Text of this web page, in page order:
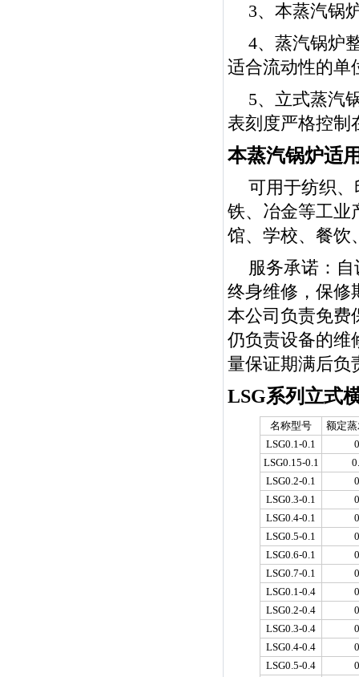
3、本蒸汽锅
4、蒸汽锅炉
适合流动性的单
5、立式蒸汽
表刻度严格控制
本蒸汽锅炉适
可用于纺织
铁、冶金等工业
馆、学校、餐饮
服务承诺：
终身维修，保修
本公司负责免费
仍负责设备的维
量保证期满后负
LSG系列立式
名称型号
额定
LSG0.1-0.1
LSG0.15-0.1
LSG0.2-0.1
LSG0.3-0.1
LSG0.4-0.1
LSG0.5-0.1
LSG0.6-0.1
LSG0.7-0.1
LSG0.1-0.4
LSG0.2-0.4
LSG0.3-0.4
LSG0.4-0.4
LSG0.5-0.4